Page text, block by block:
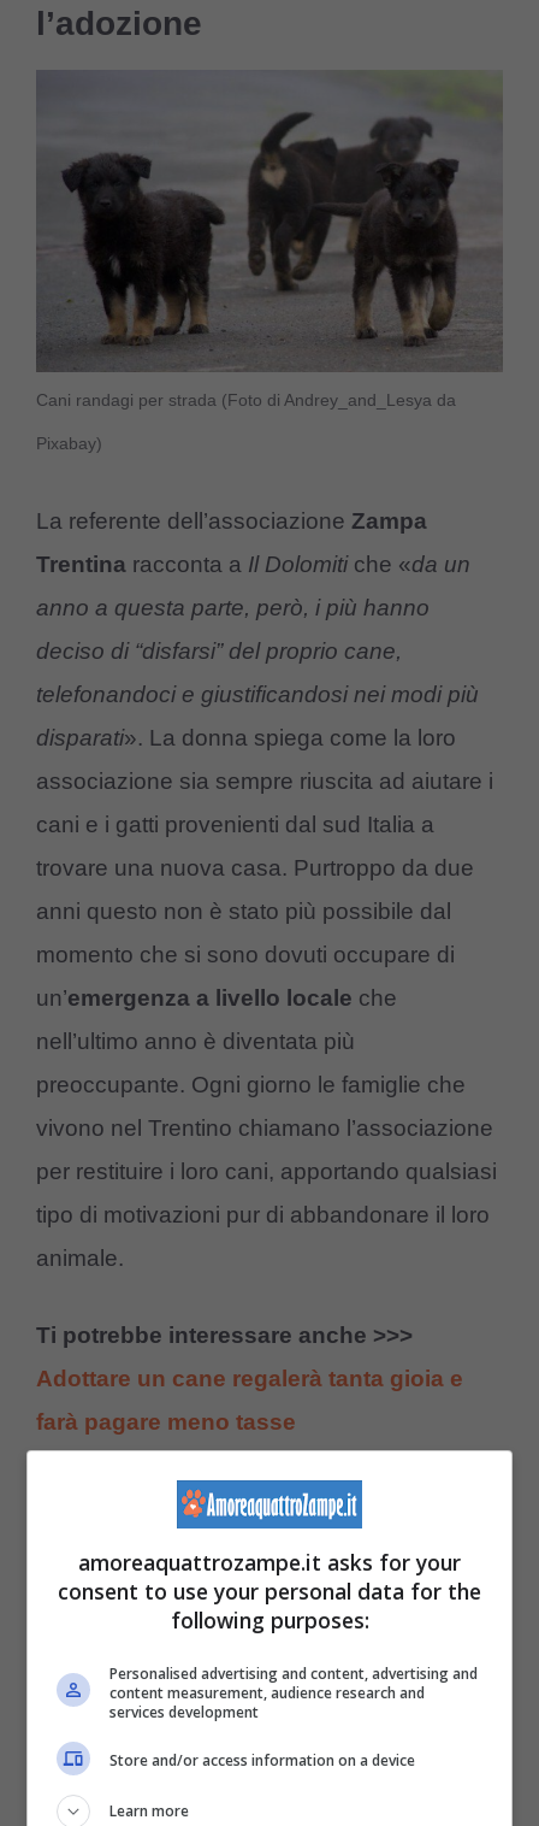
l’adozione
Cani randagi per strada (Foto di Andrey_and_Lesya da
Pixabay)
La referente dell’associazione Zampa
Trentina racconta a Il Dolomitiche «da un
anno a questa parte, però, i più hanno
deciso di “disfarsi” del proprio cane,
telefonandoci e giustificandosi nei modi più
disparati». La donna spiega come la loro
associazione sia sempre riuscita ad aiutare i
cani e i gatti provenienti dal sud Italia a
trovare una nuova casa. Purtroppo da due
anni questo non è stato più possibile dal
momento che si sono dovuti occupare di
un’emergenza a livello locale che
nell’ultimo anno è diventata più
preoccupante. Ogni giorno le famiglie che
vivono nel Trentino chiamano l’associazione
per restituire i loro cani, apportando qualsiasi
tipo di motivazioni pur di abbandonare il loro
animale.
Ti potrebbe interessare anche >>>
Adottare un cane regalerà tanta gioia e
farà pagare meno tasse
La referente prosegue evidenziando come
per le famosecessioni. Forse sarebbe
banale sostenere che in tanti hanno adottato
un animale solo per avere una scusa per
uscire nei periodi di lockdown, ma è
sicuramente vero che l’inattività forzata ha
dato l’illusione che chiunque avesse i
amoreaquattrozampe.it asks for your
consent to use your personal data for the
following purposes:
Personalised advertising and content, advertising and
content measurement, audience research and
services development
Store and/or access information on a device
Learn more